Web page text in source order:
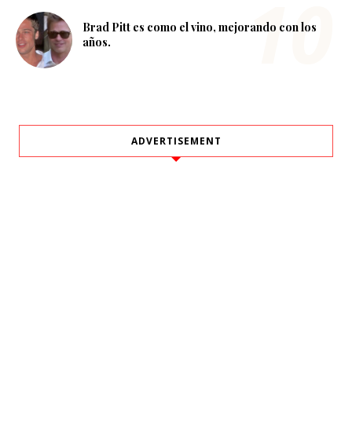
Brad Pitt es como el vino, mejorando con los
años.
ADVERTISEMENT